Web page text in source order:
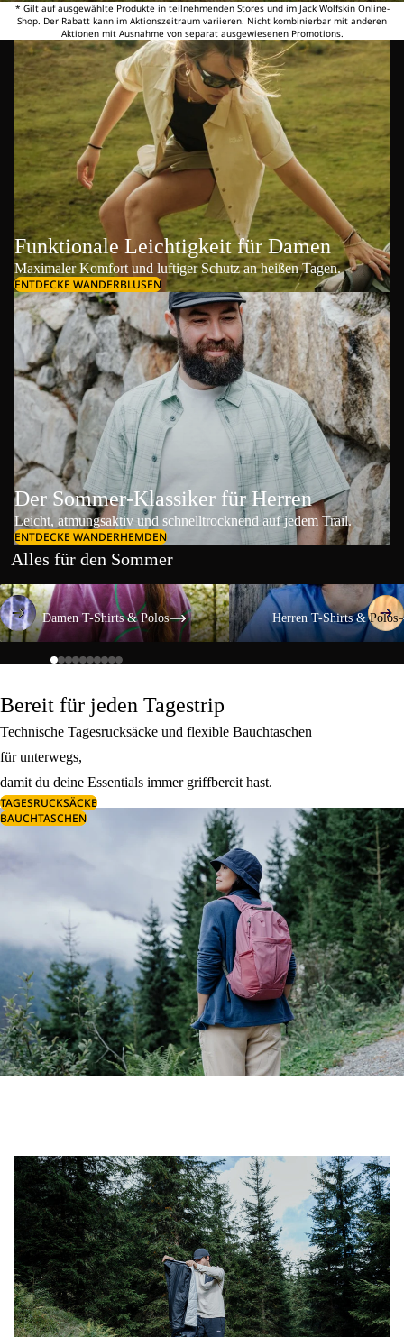
* Gilt auf ausgewählte Produkte in teilnehmenden Stores und im Jack Wolfskin Online-
Shop. Der Rabatt kann im Aktionszeitraum variieren. Nicht kombinierbar mit anderen
Aktionen mit Ausnahme von separat ausgewiesenen Promotions.
Funktionale Leichtigkeit für Damen
Maximaler Komfort und luftiger Schutz an heißen Tagen.
ENTDECKE WANDERBLUSEN
Der Sommer-Klassiker für Herren
Leicht, atmungsaktiv und schnelltrocknend auf jedem Trail.
ENTDECKE WANDERHEMDEN
Alles für den Sommer
Damen T-Shirts & Polos
Damen T-Shirts & Polos
Herren T-Shirts & Polos
Herren T-Shirts & Polos
Bereit für jeden Tagestrip
Technische Tagesrucksäcke und flexible Bauchtaschen
für unterwegs,
damit du deine Essentials immer griffbereit hast.
TAGESRUCKSÄCKE
BAUCHTASCHEN